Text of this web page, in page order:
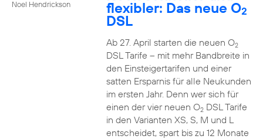
Noel Hendrickson
flexibler: Das neue O2
DSL
Ab 27. April starten die neuen O2
DSL Tarife – mit mehr Bandbreite in
den Einsteigertarifen und einer
satten Ersparnis für alle Neukunden
im ersten Jahr. Denn wer sich für
einen der vier neuen O2DSL Tarife
in den Varianten XS, S, M und L
entscheidet, spart bis zu 12 Monate